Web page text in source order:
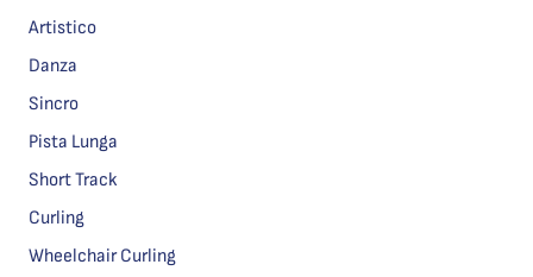
Artistico
Danza
Sincro
Pista Lunga
Short Track
Curling
Wheelchair Curling